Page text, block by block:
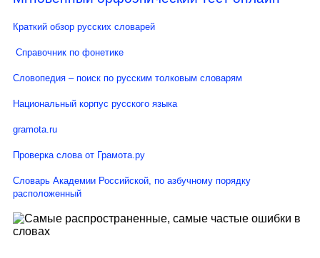
Краткий обзор русских словарей
Справочник по фонетике
Словопедия – поиск по русским толковым словарям
Национальный корпус русского языка
gramota.ru
Проверка слова от Грамота.ру
Словарь Академии Российской, по азбучному порядку
расположенный